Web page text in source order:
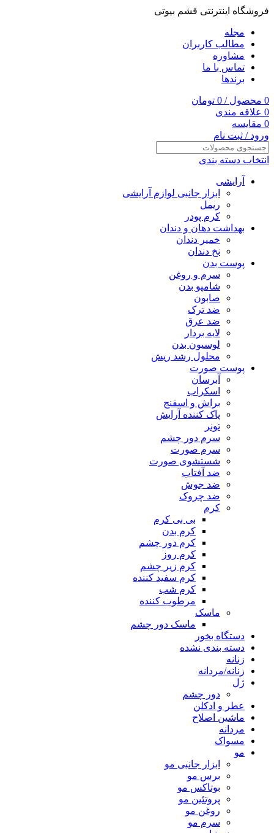
فروشگاه اینترنتی قشم بیوتی
مجله
مطالب کاربران
مشاوره
تماس با ما
برندها
0 محصول /
0 تومان
0 علاقه مندی
0 مقایسه
ورود / ثبت نام
انتخاب دسته بندی
آرایشی
ابزار جانبی لوازم آرایشی
ریمل
کرم پودر
بهداشت دهان و دندان
خمیر دندان
نخ دندان
پوست بدن
سرم و روغن
شامپو بدن
صابون
ضد ترک
ضد عرق
لایه بردار
لوسیون بدن
محلول رشد ریش
پوست صورت
آبرسان
اسکراب
براش و اسفنج
پاک کننده آرایش
تونر
سرم دور چشم
سرم صورت
شستشوی صورت
ضد آفتاب
ضد جوش
ضد چروک
کرم
بی بی کرم
کرم بدن
کرم دور چشم
کرم روز
کرم زیر چشم
کرم سفید کننده
کرم شب
مرطوب کننده
ماسک
ماسک دور چشم
دستگاه بخور
دسته بندی نشده
زنانه
زنانه/مردانه
ژل
دور چشم
عطر و ادکلن
ماشین اصلاح
مردانه
مسواک
مو
ابزار جانبی مو
برس مو
بوتاکس مو
پروتئین مو
روغن مو
سرم مو